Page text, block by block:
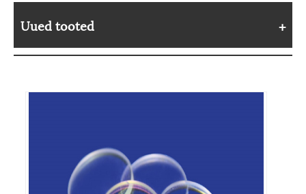
Uued tooted